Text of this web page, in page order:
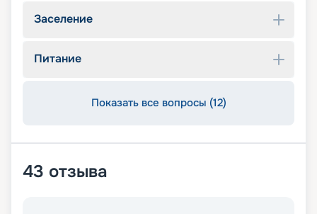
Заселение
Питание
Показать все вопросы (12)
43 отзыва